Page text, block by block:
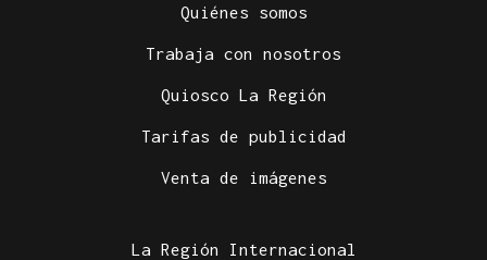
Quiénes somos
Trabaja con nosotros
Quiosco La Región
Tarifas de publicidad
Venta de imágenes
La Región Internacional